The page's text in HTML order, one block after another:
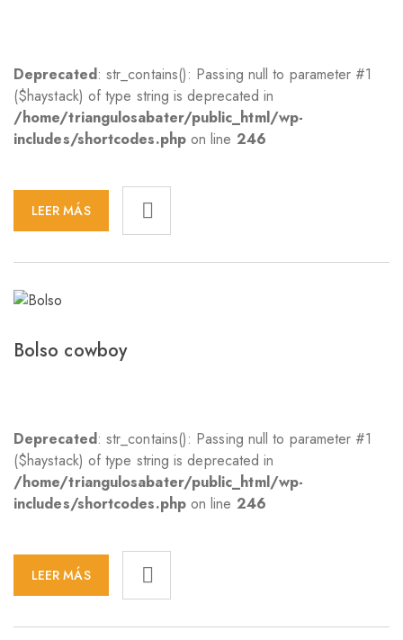
Deprecated: str_contains(): Passing null to parameter #1
($haystack) of type string is deprecated in
/home/triangulosabater/public_html/wp-
includes/shortcodes.phpon line 246
LEER MÁS
Bolso cowboy
Deprecated: str_contains(): Passing null to parameter #1
($haystack) of type string is deprecated in
/home/triangulosabater/public_html/wp-
includes/shortcodes.phpon line 246
LEER MÁS